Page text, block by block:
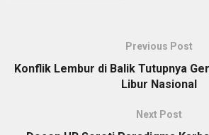
Previous Post
Konflik Lembur di Balik Tutupnya
Libur Nasional
Next Post